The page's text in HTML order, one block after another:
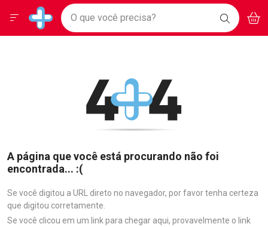
Drogarias Pacheco
Baixe nosso APP e aproveite Ofertas Exclusivas!
BAIXE
O APP
Ir direto para a home
pela página
Ir direto para o conteúdo
Ir direto para a busca
Ir direto para a notificações
Ir direto para o carrinho
Faça a sua busca
O que você precisa? BUSCAR
Menu
A página que você está procurando não foi
encontrada... :(
Se você digitou a URL direto no navegador, por favor tenha certeza
que digitou corretamente.
Se você clicou em um link para chegar aqui, provavelmente o link